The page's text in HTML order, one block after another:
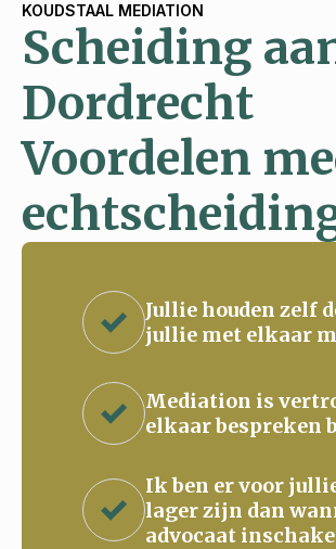
KOUDSTAAL MEDIATION
Scheiding
Dordrecht
Voordelen
Jullie houden zelf
jullie met elkaar
Mediation is
elkaar bespreken
Ik ben er voor
lager zijn dan
advocaat